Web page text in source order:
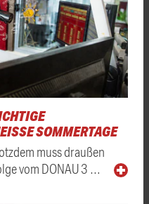
SOMMERTAGE
muss draußen
vom DONAU 3 …